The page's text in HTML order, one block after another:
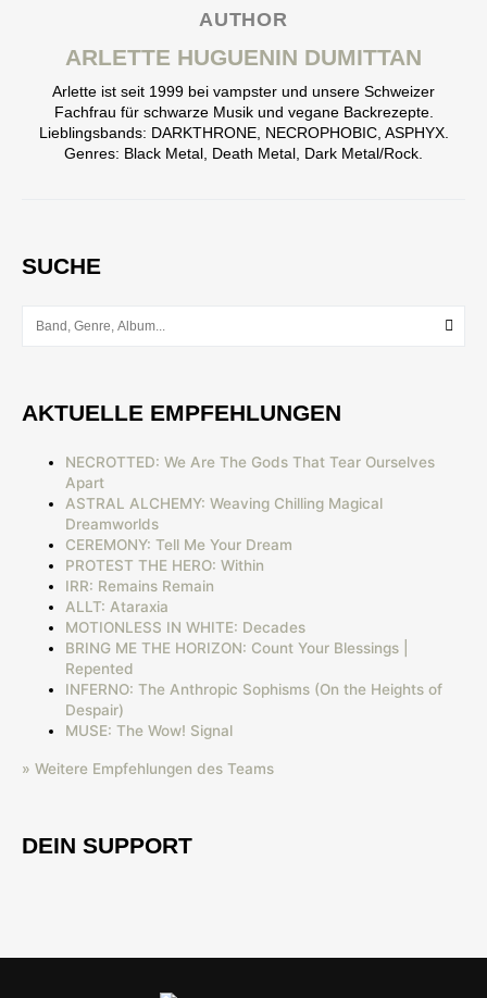
AUTHOR
ARLETTE HUGUENIN DUMITTAN
Arlette ist seit 1999 bei vampster und unsere Schweizer
Fachfrau für schwarze Musik und vegane Backrezepte.
Lieblingsbands: DARKTHRONE, NECROPHOBIC, ASPHYX.
Genres: Black Metal, Death Metal, Dark Metal/Rock.
SUCHE
AKTUELLE EMPFEHLUNGEN
NECROTTED: We Are The Gods That Tear Ourselves
Apart
ASTRAL ALCHEMY: Weaving Chilling Magical
Dreamworlds
CEREMONY: Tell Me Your Dream
PROTEST THE HERO: Within
IRR: Remains Remain
ALLT: Ataraxia
MOTIONLESS IN WHITE: Decades
BRING ME THE HORIZON: Count Your Blessings |
Repented
INFERNO: The Anthropic Sophisms (On the Heights of
Despair)
MUSE: The Wow! Signal
» Weitere Empfehlungen des Teams
DEIN SUPPORT